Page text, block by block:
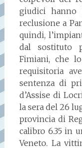
giudici
reclusione a
quindi,
dal sostituto
Fimiani, che
requisitoria
sentenza di
d’Assise di
la sera del 26
provincia di
calibro 6.35 in
Veneto. La